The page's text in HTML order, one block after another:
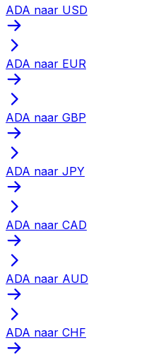
ADA naar USD
ADA naar EUR
ADA naar GBP
ADA naar JPY
ADA naar CAD
ADA naar AUD
ADA naar CHF